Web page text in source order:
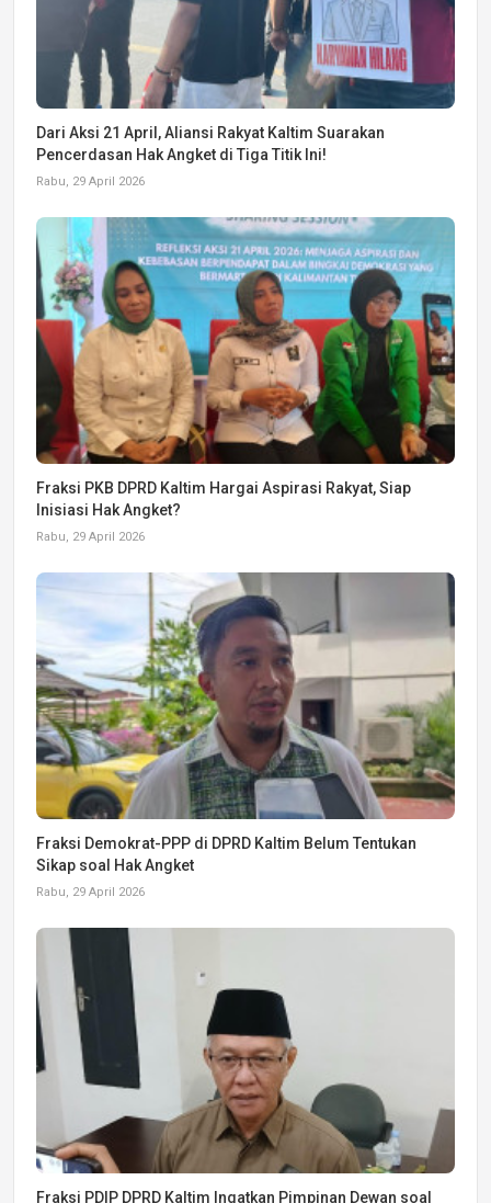
Dari Aksi 21 April, Aliansi Rakyat Kaltim Suarakan
Pencerdasan Hak Angket di Tiga Titik Ini!
Rabu, 29 April 2026
Fraksi PKB DPRD Kaltim Hargai Aspirasi Rakyat, Siap
Inisiasi Hak Angket?
Rabu, 29 April 2026
Fraksi Demokrat-PPP di DPRD Kaltim Belum Tentukan
Sikap soal Hak Angket
Rabu, 29 April 2026
Fraksi PDIP DPRD Kaltim Ingatkan Pimpinan Dewan soal